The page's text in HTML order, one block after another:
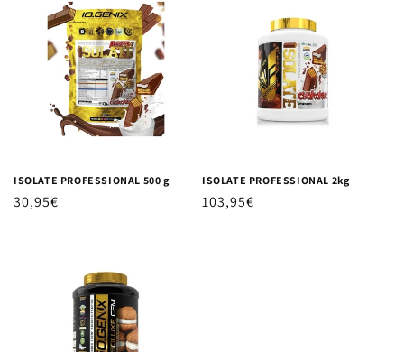
ISOLATE PROFESSIONAL 500 g
Precio habitual
30,95€
ISOLATE PROFESSIONAL 2kg
Precio habitual
103,95€